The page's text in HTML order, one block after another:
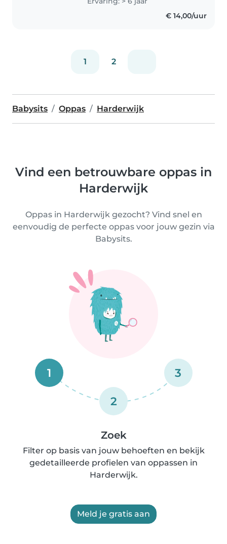
€ 14,00/uur
1 2
Babysits Oppas Harderwijk
Vind een betrouwbare oppas in
Harderwijk
Oppas in Harderwijk gezocht? Vind snel en
eenvoudig de perfecte oppas voor jouw gezin via
Babysits.
1
2
3
Zoek
Filter op basis van jouw behoeften en bekijk
gedetailleerde profielen van oppassen in
Harderwijk.
Meld je gratis aan